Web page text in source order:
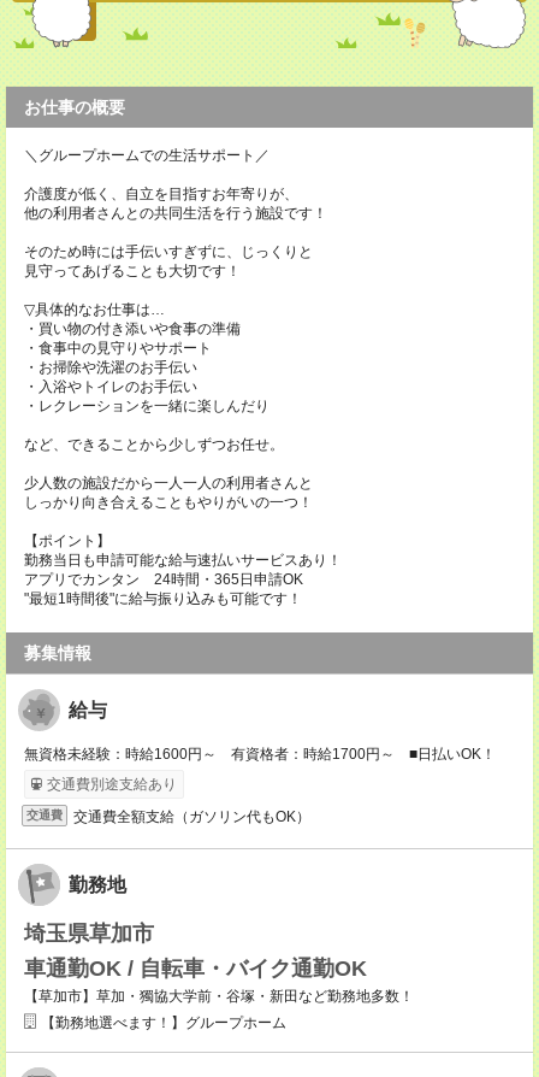
お仕事の概要
＼グループホームでの生活サポート／
介護度が低く、自立を目指すお年寄りが、
他の利用者さんとの共同生活を行う施設です！
そのため時には手伝いすぎずに、じっくりと
見守ってあげることも大切です！
▽具体的なお仕事は…
・買い物の付き添いや食事の準備
・食事中の見守りやサポート
・お掃除や洗濯のお手伝い
・入浴やトイレのお手伝い
・レクレーションを一緒に楽しんだり
など、できることから少しずつお任せ。
少人数の施設だから一人一人の利用者さんと
しっかり向き合えることもやりがいの一つ！
【ポイント】
勤務当日も申請可能な給与速払いサービスあり！
アプリでカンタン 24時間・365日申請OK
"最短1時間後"に給与振り込みも可能です！
募集情報
給与
無資格未経験：時給1600円～ 有資格者：時給1700円～ ■日払いOK！
交通費別途支給あり
交通費 交通費全額支給（ガソリン代もOK）
勤務地
埼玉県草加市
車通勤OK / 自転車・バイク通勤OK
【草加市】草加・獨協大学前・谷塚・新田など勤務地多数！
【勤務地選べます！】グループホーム